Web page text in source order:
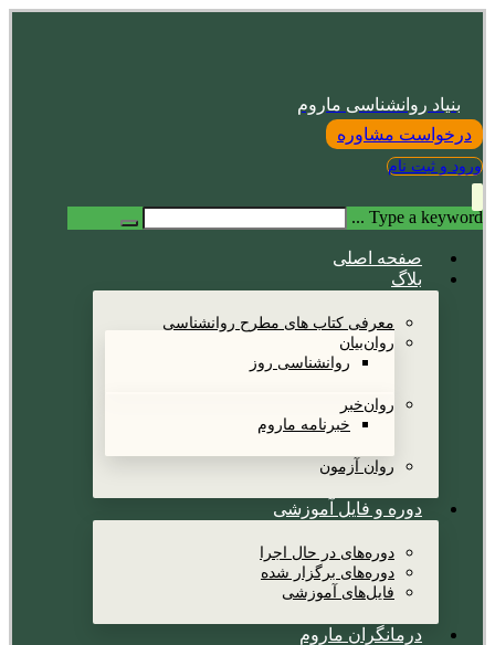
بنیاد روانشناسی ماروم
درخواست مشاوره
ورود و ثبت نام
Type a keyword ...
صفحه اصلی
بلاگ
معرفی کتاب های مطرح روانشناسی
روان‌بیان
روانشناسی روز
روان‌خبر
خبرنامه ماروم
روان آزمون
دوره و فایل آموزشی
دوره‌های در حال اجرا
دوره‌های برگزار شده
فایل‌های آموزشی
درمانگران ماروم